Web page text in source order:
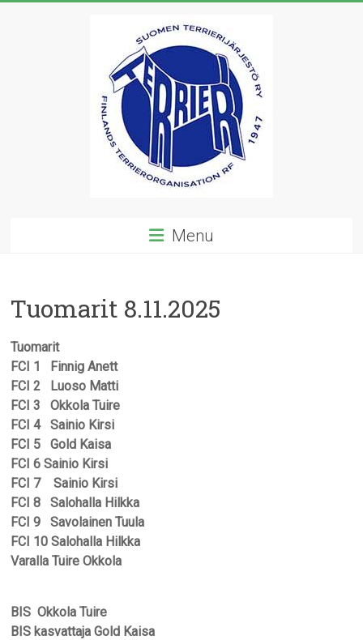
Terrierijärjestö
23
rotujärjestö
Menu
Tuomarit 8.11.2025
Tuomarit
FCI 1 Finnig Anett
FCI 2 Luoso Matti
FCI 3 Okkola Tuire
FCI 4 Sainio Kirsi
FCI 5 Gold Kaisa
FCI 6Sainio Kirsi
FCI 7Sainio Kirsi
FCI 8 Salohalla Hilkka
FCI 9Savolainen Tuula
FCI 10Salohalla Hilkka
Varalla Tuire Okkola
BIS Okkola Tuire
BIS kasvattaja Gold Kaisa